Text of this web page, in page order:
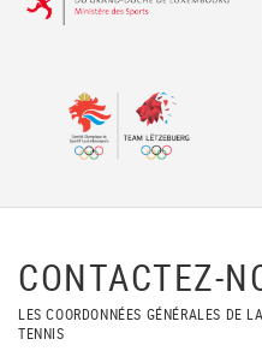
CONTACTEZ-
LES COORDONNÉES GÉNÉRALES DE
TENNIS